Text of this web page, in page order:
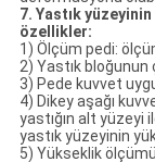
7. Yastık
özellikler:
1) Ölçüm pedi:
2) Yastık bloğunun
3) Pede kuvvet
4) Dikey aşağı
yastığın alt yüzeyi
yastık yüzeyinin
5) Yükseklik